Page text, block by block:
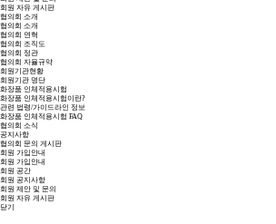
회원 자유 게시판
협의회 소개
협의회 소개
협의회 연혁
협의회 조직도
협의회 정관
협의회 자율규약
회원기관현황
회원기관 명단
화장품 인체적용시험
화장품 인체적용시험이란?
관련 법령/가이드라인 정보
화장품 인체적용시험 FAQ
협의회 소식
공지사항
협의회 문의 게시판
회원 가입안내
회원 가입안내
회원 공간
회원 공지사항
회원 제안 및 문의
회원 자유 게시판
닫기